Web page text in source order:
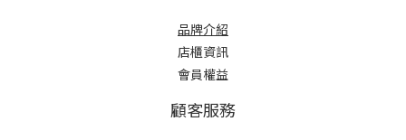
品牌介紹
店櫃資訊
會員權益
顧客服務